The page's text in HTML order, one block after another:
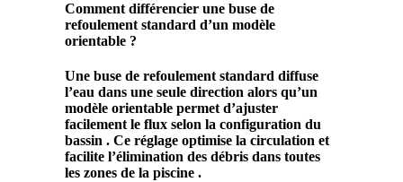
Comment différencier une buse de
refoulement standard d’un modèle
orientable ?
Une buse de refoulement standard diffuse
l’eau dans une seule direction alors qu’un
modèle orientable permet d’ajuster
facilement le flux selon la configuration du
bassin . Ce réglage optimise la circulation et
facilite l’élimination des débris dans toutes
les zones de la piscine .